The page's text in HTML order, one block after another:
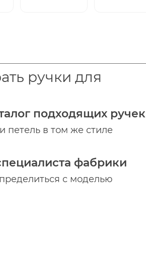
ручки для
подходящих ручек
петель в том же стиле
фабрики
с моделью